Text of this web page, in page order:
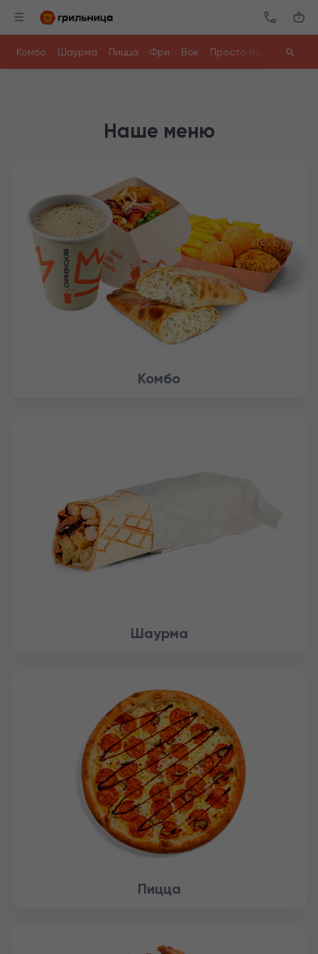
Комбо Шаурма Пицца Фри Вок Просто поесть
Наше меню
Комбо
Шаурма
Пицца